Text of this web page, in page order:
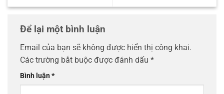
Để lại một bình luận
Email của bạn sẽ không được hiển thị công khai.
Các trường bắt buộc được đánh dấu *
Bình luận*